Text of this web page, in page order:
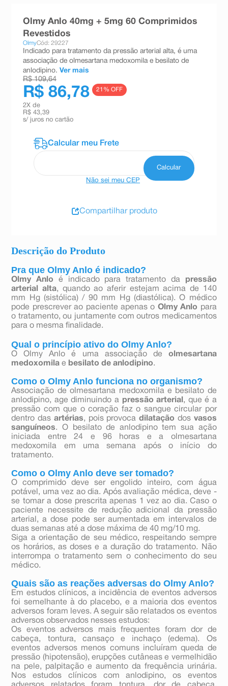
Descrição do Produto
Pra que Olmy Anlo é indicado?
Olmy Anlo é indicado para tratamento da pressão
arterial alta, quando ao aferir estejam acima de 140
mm Hg (sistólica) / 90 mm Hg (diastólica). O médico
pode prescrever ao paciente apenas o Olmy Anlo para
o tratamento, ou juntamente com outros medicamentos
para o mesma finalidade.
Qual o princípio ativo do Olmy Anlo?
O Olmy Anlo é uma associação de olmesartana
medoxomila e besilato de anlodipino.
Como o Olmy Anlo funciona no organismo?
Associação de olmesartana medoxomila e besilato de
anlodipino, age diminuindo apressão arterial , que é a
pressão com que o coração faz o sangue circular por
dentro das artérias, pois provocadilatação dos vasos
sanguíneos. O besilato de anlodipino tem sua ação
iniciada entre 24 e 96 horas e a olmesartana
medoxomila em uma semana após o início do
tratamento.
Como o Olmy Anlo deve ser tomado?
O comprimido deve ser engolido inteiro, com água
potável, uma vez ao dia. Após avaliação médica, deve -
se tomar a dose prescrita apenas 1 vez ao dia. Caso o
paciente necessite de redução adicional da pressão
arterial, a dose pode ser aumentada em intervalos de
duas semanas até a dose máxima de 40 mg/10 mg.
Siga a orientação de seu médico, respeitando sempre
os horários, as doses e a duração do tratamento. Não
interrompa o tratamento sem o conhecimento do seu
médico.
Quais são as reações adversas do Olmy Anlo?
Em estudos clínicos, a incidência de eventos adversos
foi semelhante à do placebo, e a maioria dos eventos
adversos foram leves. A seguir são relatados os eventos
adversos observados nesses estudos:
Os eventos adversos mais frequentes foram dor de
cabeça, tontura, cansaço e inchaço (edema). Os
eventos adversos menos comuns incluíram queda de
pressão (hipotensão), erupções cutâneas e vermelhidão
na pele, palpitação e aumento da frequência urinária.
Nos estudos clínicos com anlodipino, os eventos
Olmy Anlo 40mg + 5mg 60 Comprimidos
Revestidos
OlmyCód: 29227
Indicado para tratamento da pressão arterial alta, é uma
associação de olmesartana medoxomila e besilato de
anlodipino. Ver mais
R$ 109,64
R$ 86,78 21 % OFF
2X de
R$ 43,39
s/ juros no cartão
Não sei meu CEP
Compartilhar produto
absorvente
10ºshampoo